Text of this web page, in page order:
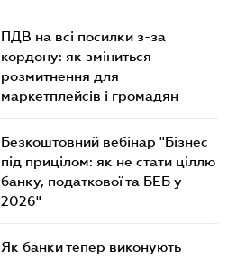
ПДВ на всі посилки з-за
кордону: як зміниться
розмитнення для
маркетплейсів і громадян
Безкоштовний вебінар "Бізнес
під прицілом: як не стати ціллю
банку, податкової та БЕБ у
2026"
Як банки тепер виконують